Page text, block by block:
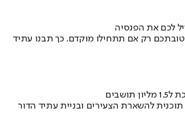
לכם את הפנסיה
רק אם תתחילו מוקדם. כך תבנו עתיד
להשארת הצעירים ובניית עתיד הדור